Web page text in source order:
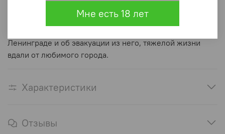
свидетелей блокадных дней (военнослужащего и
Ленинграде и об эвакуации из него, тяжелой жизни
вдали от любимого города.
Характеристики
Отзывы
Мне есть 18 лет